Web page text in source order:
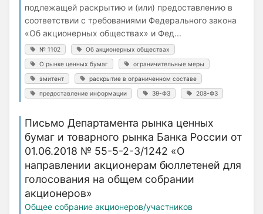
подлежащей раскрытию и (или) предоставлению в
соответствии с требованиями Федерального закона
«Об акционерных обществах» и Фед...
№ 1102 Об акционерных обществах
О рынке ценных бумаг ограничительные меры
эмитент раскрытие в ограниченном составе
предоставление информации 39-ФЗ 208-ФЗ
Письмо Департамента рынка ценных
бумаг и товарного рынка Банка России от
01.06.2018 № 55-5-2-3/1242 «О
направлении акционерам бюллетеней для
голосования на общем собрании
акционеров»
Общее собрание акционеров/участников